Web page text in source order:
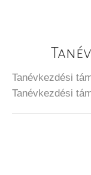
Tanévkezdési
Tanévkezdési